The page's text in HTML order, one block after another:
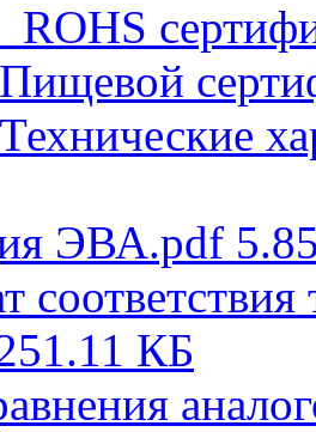
ЭВА.pdf
КБ